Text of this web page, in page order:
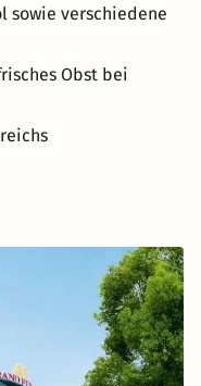
sowie verschiedene
Obst bei